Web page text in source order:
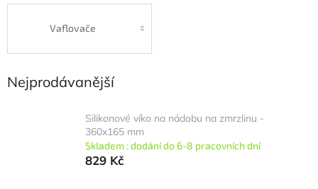
Vaflovače
Nejprodávanější
Silikonové víko na nádobu na zmrzlinu -
360x165 mm
Skladem : dodání do 6-8 pracovních dní
829 Kč